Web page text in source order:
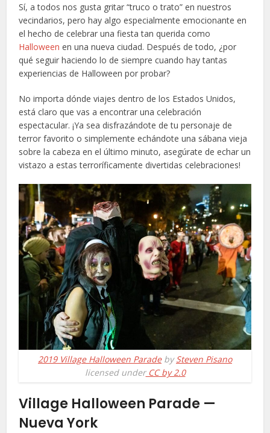
Sí, a todos nos gusta gritar “truco o trato” en nuestros
vecindarios, pero hay algo especialmente emocionante en
el hecho de celebrar una fiesta tan querida como
Halloween en una nueva ciudad. Después de todo, ¿por
qué seguir haciendo lo de siempre cuando hay tantas
experiencias de Halloween por probar?
No importa dónde viajes dentro de los Estados Unidos,
está claro que vas a encontrar una celebración
espectacular. ¡Ya sea disfrazándote de tu personaje de
terror favorito o simplemente echándote una sábana vieja
sobre la cabeza en el último minuto, asegúrate de echar un
vistazo a estas terroríficamente divertidas celebraciones!
2019 Village Halloween ParadebySteven Pisano
licensed underCC by 2.0
Village Halloween Parade —
Nueva York